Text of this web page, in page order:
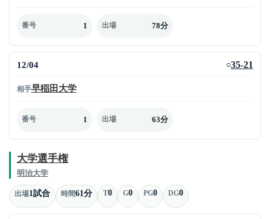
番号 1 出場 78分
12/04 ○35-21
相手早稲田大学
番号 1 出場 63分
大学選手権
明治大学
出場1試合 時間61分 T0 G0 PG0 DG0